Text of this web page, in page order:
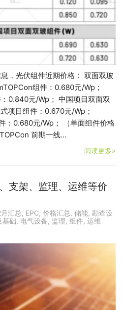
，光伏组件近期价格： 双面双玻
组件：0.680元/Wp；
0.840元/Wp； 中国项目双面双
项目组件：0.670元/Wp；
：0.680元/Wp； （单面组件价格
前期一线…
阅读更多»
支架、监理、运维等价
汇总 , EPC, 价格汇总 , 储能, 勘查设
基础, 电气设备, 监理, 组件, 运维